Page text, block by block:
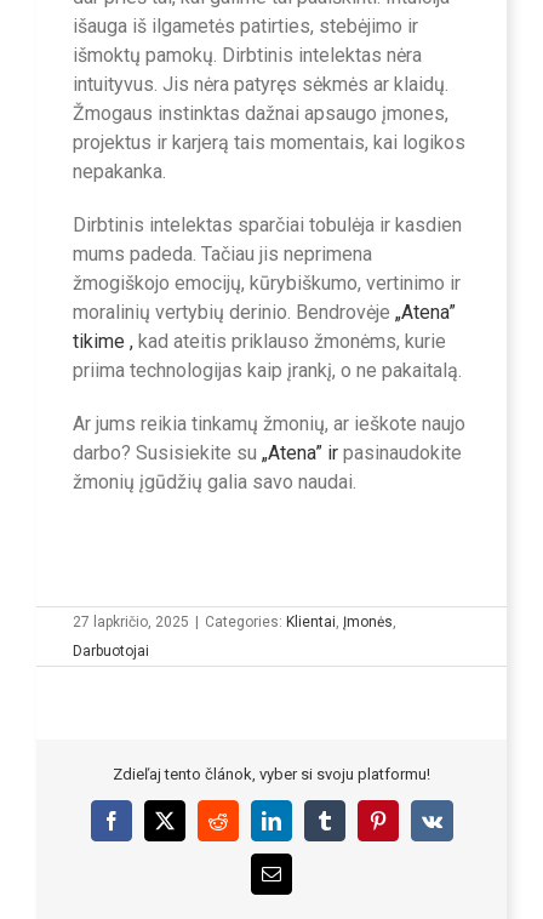
išauga iš ilgametės patirties, stebėjimo ir
išmoktų pamokų. Dirbtinis intelektas nėra
intuityvus. Jis nėra patyręs sėkmės ar klaidų.
Žmogaus instinktas dažnai apsaugo įmones,
projektus ir karjerą tais momentais, kai logikos
nepakanka.
Dirbtinis intelektas sparčiai tobulėja ir kasdien
mums padeda. Tačiau jis neprimena
žmogiškojo emocijų, kūrybiškumo, vertinimo ir
moralinių vertybių derinio. Bendrovėje „Atena”
tikime , kad ateitis priklauso žmonėms, kurie
priima technologijas kaip įrankį, o ne pakaitalą.
Ar jums reikia tinkamų žmonių, ar ieškote naujo
darbo? Susisiekite su „Atena” ir pasinaudokite
žmonių įgūdžių galia savo naudai.
27 lapkričio, 2025 Categories: Klientai, Įmonės,
Darbuotojai
Zdieľaj tento článok, vyber si svoju platformu!
Facebook
X RedditLinkedInTumblrPinterest
Vk
Email